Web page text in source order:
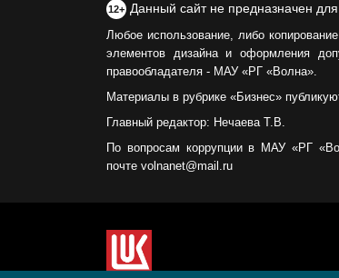
12+ Данный сайт не предназначен
Любое использование, либо
элементов дизайна и оформления
правообладателя - МАУ «РГ «Волна».
Материалы в рубрике «Бизнес»
Главный редактор: Нечаева Т.В.
По вопросам коррупции в МАУ «РГ
почте volnanet@mail.ru